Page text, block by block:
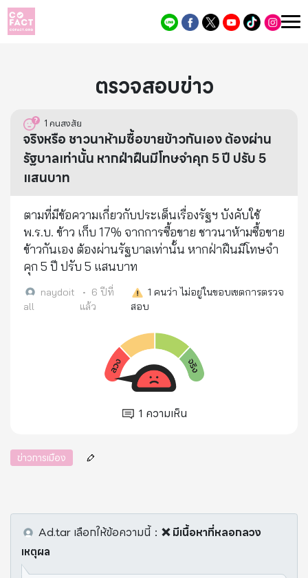
ตรวจสอบข่าว
1 คนสงสัย
จริงหรือ ชาวนาห้ามซื้อขายข้าวกันเอง ต้องผ่าน
รัฐบาลเท่านั้น หากฝ่าฝืนมีโทษจำคุก 5 ปี ปรับ 5
แสนบาท
ตามที่มีข้อความเกี่ยวกับประเด็นเรื่องรัฐฯ บังคับใช้
พ.ร.บ. ข้าว เก็บ 17% จากการซื้อขาย ชาวนาห้ามซื้อขาย
ข้าวกันเอง ต้องผ่านรัฐบาลเท่านั้น หากฝ่าฝืนมีโทษจำ
คุก 5 ปี ปรับ 5 แสนบาท
naydoit
all
• 6 ปีที่
แล้ว
1 คนว่า ไม่อยู่ในขอบเขตการตรวจ
สอบ
1 ความเห็น
ข่าวการเมือง
Ad.tar เลือกให้ข้อความนี้： ❌ มีเนื้อหาที่หลอกลวง
เหตุผล